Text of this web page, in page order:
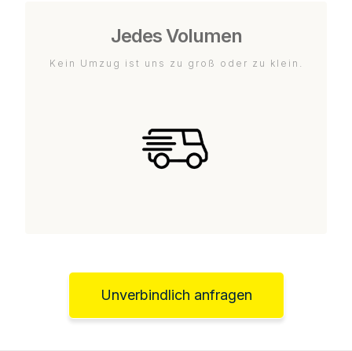
Jedes Volumen
Kein Umzug ist uns zu groß oder zu klein.
Unverbindlich anfragen